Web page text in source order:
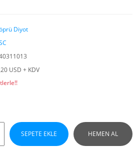
Diyot
USD + KDV
SEPETE EKLE HEMEN AL